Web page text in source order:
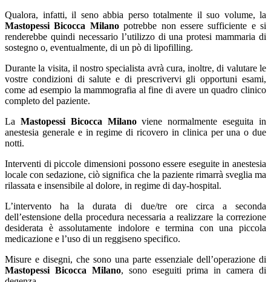
Qualora, infatti, il seno abbia perso totalmente il suo volume, la
Mastopessi Bicocca Milanopotrebbe non essere sufficiente e si
renderebbe quindi necessario l’utilizzo di una protesi mammaria di
sostegno o, eventualmente, di un pò di lipofilling.
Durante la visita, il nostro specialista avrà cura, inoltre, di valutare le
vostre condizioni di salute e di prescrivervi gli opportuni esami,
come ad esempio la mammografia al fine di avere un quadro clinico
completo del paziente.
La Mastopessi Bicocca Milanoviene normalmente eseguita in
anestesia generale e in regime di ricovero in clinica per una o due
notti.
Interventi di piccole dimensioni possono essere eseguite in anestesia
locale con sedazione, ciò significa che la paziente rimarrà sveglia ma
rilassata e insensibile al dolore, in regime di day-hospital.
L’intervento ha la durata di due/tre ore circa a seconda
dell’estensione della procedura necessaria a realizzare la correzione
desiderata è assolutamente indolore e termina con una piccola
medicazione e l’uso di un reggiseno specifico.
Misure e disegni, che sono una parte essenziale dell’operazione di
Mastopessi Bicocca Milano, sono eseguiti prima in camera di